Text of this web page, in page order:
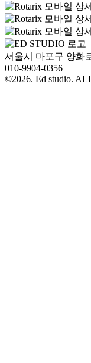
서울시 마포구 양화
010-9904-0356
©2026. Ed studio.